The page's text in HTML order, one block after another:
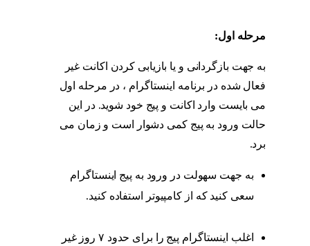
مرحله اول:
به جهت بازگردانی و یا بازیابی کردن اکانت غیر
فعال شده در برنامه اینستاگرام ، در مرحله اول
می بایست وارد اکانت و پیج خود شوید. در این
حالت ورود به پیج کمی دشوار است و زمان می
برد.
به جهت سهولت در ورود به پیج اینستاگرام
سعی کنید که از کامپیوتر استفاده کنید.
اغلب اینستاگرام پیج را برای حدود ۷ روز غیر